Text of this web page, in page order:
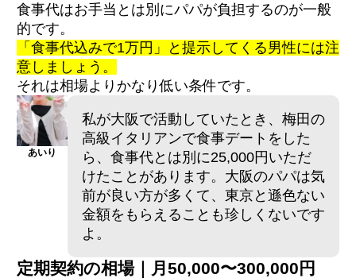
食事代はお手当とは別にパパが負担するのが一般
的です。
「食事代込みで1万円」と提示してくる男性には注
意しましょう。
それは相場よりかなり低い条件です。
あいり
私が大阪で活動していたとき、梅田の
高級イタリアンで食事デートをした
ら、食事代とは別に25,000円いただ
けたことがあります。大阪のパパは気
前が良い方が多くて、東京と遜色ない
金額をもらえることも珍しくないです
よ。
定期契約の相場｜月50,000〜300,000円